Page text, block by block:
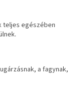
teljes egészében
a fagynak,